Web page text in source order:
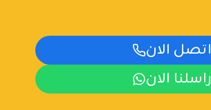
اتصل الان
راسلنا الان